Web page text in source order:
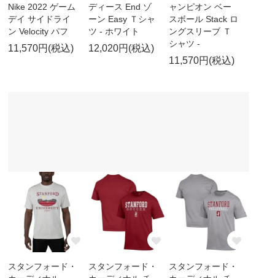
Nike 2022 ゲーム
デイ サイドライ
ン Velocity パフ
11,570円(税込)
ディース End ゾ
ーン Easy Ｔシャ
ツ - ホワイト
12,020円(税込)
ャンピオン ベー
スボール Stack ロ
ングスリーブ Ｔ
シャツ -
11,570円(税込)
スタンフォード・
スタンフォード・
スタンフォード・